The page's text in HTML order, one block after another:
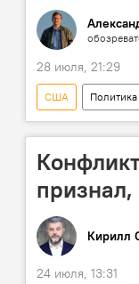
28 июля, 21:29
США Политика
Кирилл
24 июля, 13:31